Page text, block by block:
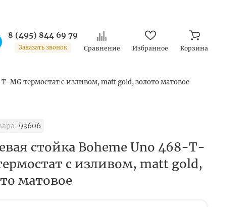
8 (495) 844 69 79
Заказать звонок Сравнение Избранное Корзина
MG термостат с изливом, matt gold, золото матовое
93606
стойка Boheme Uno 468-T-
с изливом, matt gold,
матовое